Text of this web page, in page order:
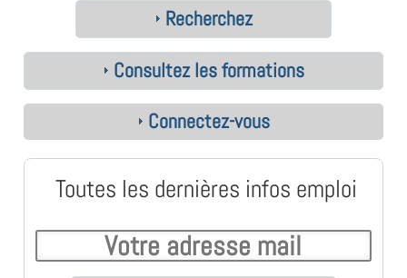
Recherchez
Consultez les formations
Connectez-vous
Toutes les dernières infos emploi